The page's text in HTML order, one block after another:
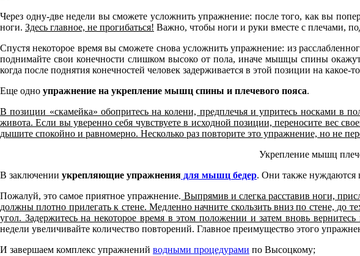
Через одну-две недели вы сможете усложнить упражнение: после того, как вы
ноги. Здесь главное, не прогибаться! Важно, чтобы ноги и руки вместе с плечами,
Спустя некоторое время вы сможете снова усложнить упражнение: из
поднимайте свои конечности слишком высоко от пола, иначе мышцы спины
когда после поднятия конечностей человек задерживается в этой позиции на
Еще одно упражнение на укрепление мышц спины и плечевого пояса.
В позиции «скамейка» обопритесь на колени, предплечья и упритесь носками
живота. Если вы уверенно себя чувствуете в исходной позиции, переносите вес
дышите спокойно и равномерно. Несколько раз повторите это упражнение, но не
Укрепление мышц
В заключении укрепляющие упражнения для мышц бедер. Они также нуждаются
Пожалуй, это самое приятное упражнение. Выпрямив и слегка расставив ноги,
должны плотно прилегать к стене. Медленно начните скользить вниз по стене, до
угол. Задержитесь на некоторое время в этом положении и затем вновь
недели увеличивайте количество повторений. Главное преимущество этого
И завершаем комплекс упражнений водными процедурами по Высоцкому;